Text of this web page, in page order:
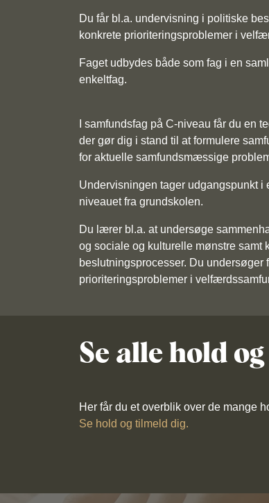
Du får bl.a. undervisning i politiske
konkrete prioriteringsproblemer i
Faget udbydes både som fag i en
enkeltfag.
I samfundsfag på C-niveau får du en
der gør dig i stand til at formulere
for aktuelle samfundsmæssige
Undervisningen tager udgangspunkt i
niveauet fra grundskolen.
Du lærer bl.a. at undersøge
og sociale og kulturelle mønstre samt
beslutningsprocesser. Du undersøger
prioriteringsproblemer i
Se alle hold
Her får du et overblik over de mange
Se hold og tilmeld dig.